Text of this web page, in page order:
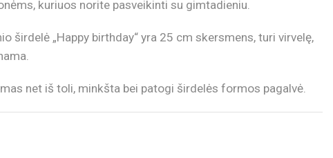
kuriuos norite pasveikinti su gimtadieniu.
širdelė „Happy birthday“ yra 25 cm skersmens, turi virvelę,
net iš toli, minkšta bei patogi širdelės formos pagalvė.